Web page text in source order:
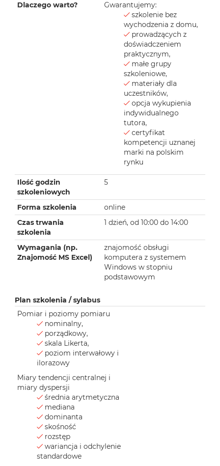
Dlaczego warto?
Gwarantujemy:
szkolenie bez
wychodzenia z domu,
prowadzących z
doświadczeniem
praktycznym,
małe grupy
szkoleniowe,
materiały dla
uczestników,
opcja wykupienia
indywidualnego
tutora,
certyfikat
kompetencji uznanej
marki na polskim
rynku
Ilość godzin
szkoleniowych
5
Forma szkolenia
online
Czas trwania
szkolenia
1 dzień, od 10:00 do 14:00
Wymagania (np.
Znajomość MS Excel)
znajomość obsługi
komputera z systemem
Windows w stopniu
podstawowym
Plan szkolenia / sylabus
Pomiar i poziomy pomiaru
nominalny,
porządkowy,
skala Likerta,
poziom interwałowy i
ilorazowy
Miary tendencji centralnej i
miary dyspersji
średnia arytmetyczna
mediana
dominanta
skośność
rozstęp
wariancja i odchylenie
standardowe